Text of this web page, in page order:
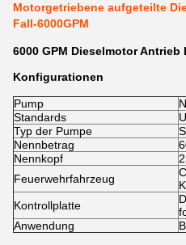
Motorgetriebene aufgeteilte
Fall-6000GPM
6000 GPM Dieselmotor Antrieb
Konfigurationen
Pump
Standards
Typ der Pumpe
Nennbetrag
Nennkopf
Feuerwehrfahrzeug
Kontrollplatte
Anwendung